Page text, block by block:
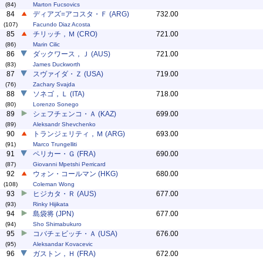
(84) Marton Fucsovics
84
(107)
ディアズ=アコスタ・Ｆ (ARG)
Facundo Diaz Acosta
732.00
85
(86)
チリッチ，Ｍ (CRO)
Marin Cilic
721.00
86
(83)
ダックワース，Ｊ (AUS)
James Duckworth
721.00
87
(76)
スヴァイダ・Ｚ (USA)
Zachary Svajda
719.00
88
(80)
ソネゴ，Ｌ (ITA)
Lorenzo Sonego
718.00
89
(89)
シェフチェンコ・Ａ (KAZ)
Aleksandr Shevchenko
699.00
90
(91)
トランジェリティ，Ｍ (ARG)
Marco Trungelliti
693.00
91
(87)
ペリカー・Ｇ (FRA)
Giovanni Mpetshi Perricard
690.00
92
(108)
ウォン・コールマン (HKG)
Coleman Wong
680.00
93
(93)
ヒジカタ・Ｒ (AUS)
Rinky Hijikata
677.00
94
(94)
島袋将 (JPN)
Sho Shimabukuro
677.00
95
(95)
コバチェビッチ・Ａ (USA)
Aleksandar Kovacevic
676.00
96 ガストン，Ｈ (FRA) 672.00